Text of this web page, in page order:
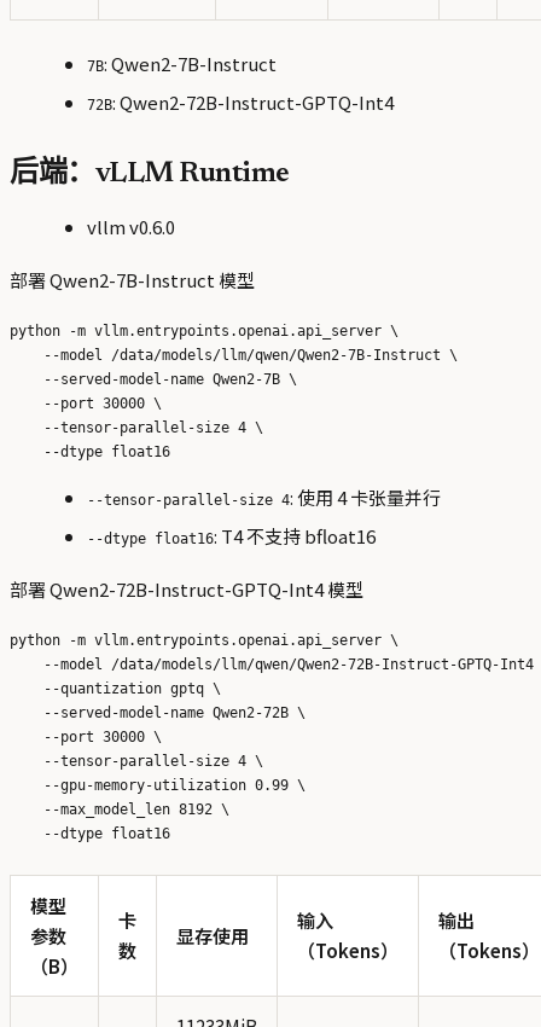
7B: Qwen2-7B-Instruct
72B: Qwen2-72B-Instruct-GPTQ-Int4
后端：vLLM Runtime
vllm v0.6.0
部署 Qwen2-7B-Instruct 模型
python -m vllm.entrypoints.openai.api_server \
    --model /data/models/llm/qwen/Qwen2-7B-Instruct \
    --served-model-name Qwen2-7B \
    --port 30000 \
    --tensor-parallel-size 4 \
--tensor-parallel-size 4: 使用 4 卡张量并行
--dtype float16: T4 不支持 bfloat16
部署 Qwen2-72B-Instruct-GPTQ-Int4 模型
python -m vllm.entrypoints.openai.api_server \
--model /data/models/llm/qwen/Qwen2-72B-Instruct-GPTQ-Int4
    --quantization gptq \
    --served-model-name Qwen2-72B \
    --port 30000 \
    --tensor-parallel-size 4 \
    --gpu-memory-utilization 0.99 \
    --max_model_len 8192 \
模型
参数
（B）
卡
数
显存使用
输入
（Tokens）
输出
（Tokens）